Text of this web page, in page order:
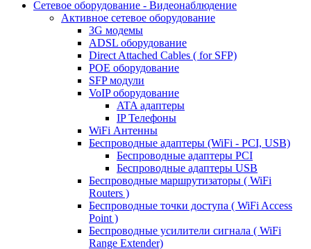
Сетевое оборудование - Видеонаблюдение
Активное сетевое оборудование
3G модемы
ADSL оборудование
Direct Attached Cables ( for SFP)
POE оборудование
SFP модули
VoIP оборудование
ATA адаптеры
IP Телефоны
WiFi Антенны
Беспроводные адаптеры (WiFi - PCI, USB)
Беспроводные адаптеры PCI
Беспроводные адаптеры USB
Беспроводные маршрутизаторы ( WiFi
Routers )
Беспроводные точки доступа ( WiFi Access
Point )
Беспроводные усилители сигнала ( WiFi
Range Extender)